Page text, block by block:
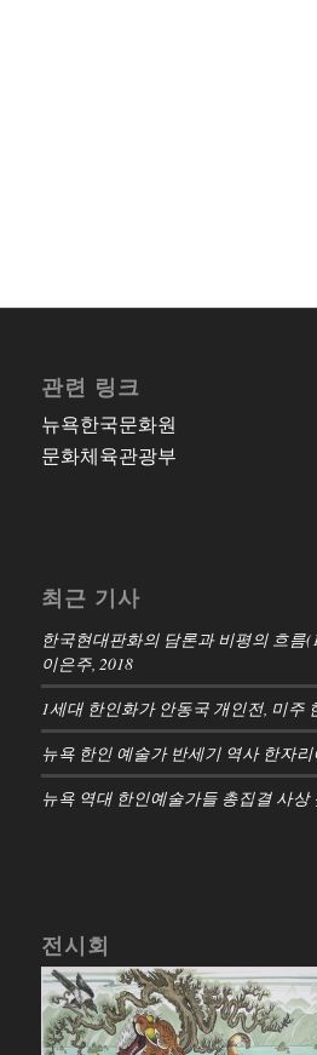
관련 링크
뉴욕한국문화원
문화체육관광부
최근 기사
한국현대판화의 담론과 비평의 흐름
이은주, 2018
1세대 한인화가 안동국 개인전, 미주
뉴욕 한인 예술가 반세기 역사 한자
뉴욕 역대 한인예술가들 총집결 사상
전시회